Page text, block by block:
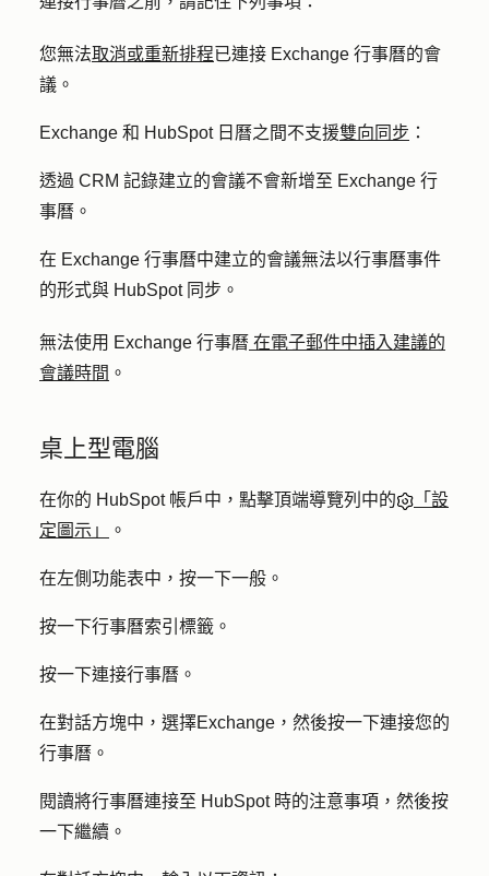
您無法取消或重新排程已連接 Exchange 行事曆的會
議。
Exchange 和 HubSpot 日曆之間不支援雙向同步 ：
透過 CRM 記錄建立的會議不會新增至 Exchange 行
事曆。
在 Exchange 行事曆中建立的會議無法以行事曆事件
的形式與 HubSpot 同步。
無法使用 Exchange 行事曆 在電子郵件中插入建議的
會議時間 。
桌上型電腦
在你的 HubSpot 帳戶中，點擊頂端導覽列中的
「設
定圖示」
。
在左側功能表中，按一下一般 。
按一下行事曆索引標籤。
按一下連接行事曆 。
在對話方塊中，選擇Exchange ，然後按一下連接您的
行事曆 。
閱讀將行事曆連接至 HubSpot 時的注意事項，然後按
一下繼續 。